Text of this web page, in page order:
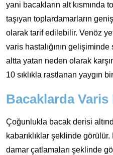
yani bacakların alt kısmında
taşıyan toplardamarların
olarak tarif edilebilir. Venöz
varis hastalığının gelişiminde
altta yatan neden olarak
10 sıklıkla rastlanan yaygın
Bacaklarda
Çoğunlukla bacak derisi
kabarıklıklar şeklinde görülür.
damar çatlamaları şeklinde